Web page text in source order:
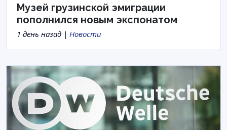
Музей грузинской эмиграции
пополнился новым экспонатом
1 день назад | Новости